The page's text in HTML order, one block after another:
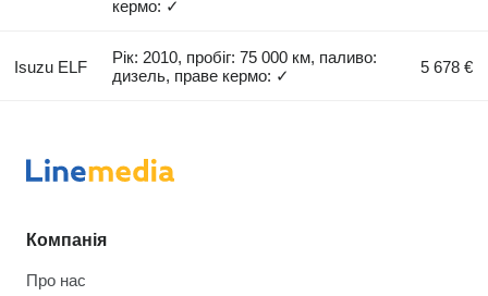
кермо: ✓
Isuzu ELF
Рік: 2010, пробіг: 75 000 км, паливо:
дизель, праве кермо: ✓
5 678 €
Компанія
Про нас